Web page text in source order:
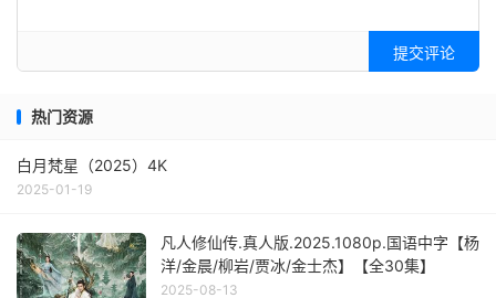
提交评论
热门资源
白月梵星（2025）4K
2025-01-19
凡人修仙传.真人版.2025.1080p.国语中字【杨
洋/金晨/柳岩/贾冰/金士杰】【全30集】
2025-08-13